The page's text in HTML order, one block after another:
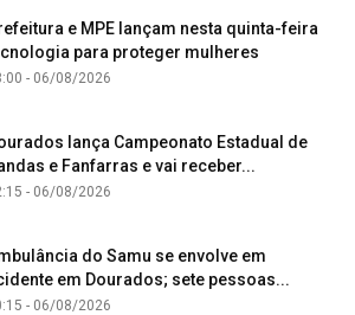
e MPE lançam nesta quinta-feira
para proteger mulheres
- 06/08/2026
lança Campeonato Estadual de
e Fanfarras e vai receber...
- 06/08/2026
do Samu se envolve em
em Dourados; sete pessoas...
- 06/08/2026